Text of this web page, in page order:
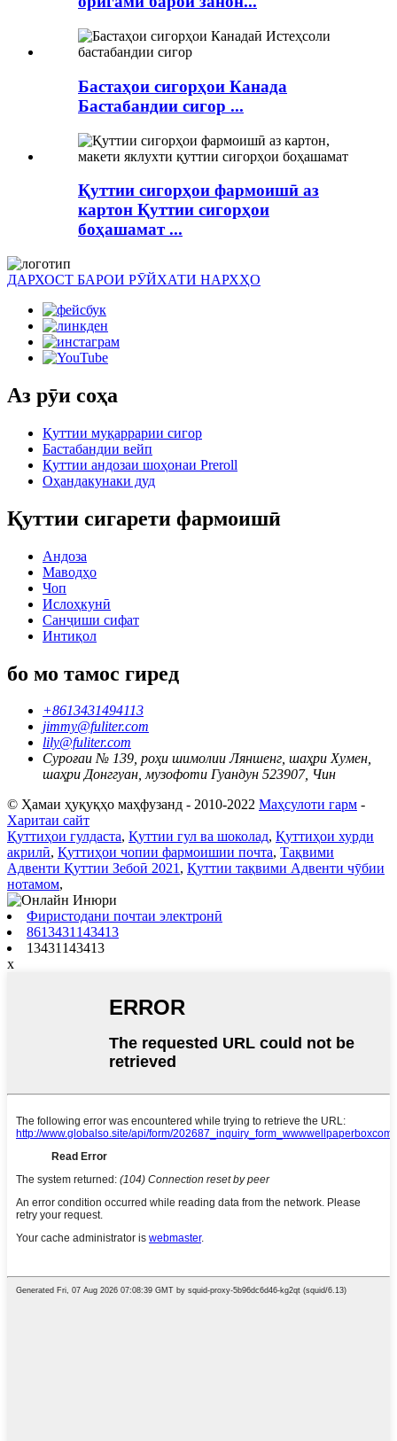
Бастаҳои сигорҳои Канада
Бастабандии сигор ...
Қуттии сигорҳои фармоишӣ аз
картон Қуттии сигорҳои
боҳашамат ...
ДАРХОСТ БАРОИ РӮЙХАТИ НАРХҲО
Аз рӯи соҳа
Қуттии муқаррарии сигор
Бастабандии вейп
Қуттии андозаи шоҳонаи Preroll
Оҳандакунаки дуд
Қуттии сигарети фармоишӣ
Андоза
Маводҳо
Чоп
Ислоҳкунӣ
Санҷиши сифат
Интиқол
бо мо тамос гиред
+8613431494113
jimmy@fuliter.com
lily@fuliter.com
Суроғаи № 139, роҳи шимолии Ляншенг, шаҳри Хумен,
шаҳри Донггуан, музофоти Гуандун 523907, Чин
© Ҳамаи ҳуқуқҳо маҳфузанд - 2010-2022 Маҳсулоти гарм -
Харитаи сайт
Қуттиҳои гулдаста, Қуттии гул ва шоколад, Қуттиҳои хурди
акрилӣ, Қуттиҳои чопии фармоишии почта, Тақвими
Адвенти Қуттии Зебоӣ 2021, Қуттии тақвими Адвенти чӯбии
нотамом,
Фиристодани почтаи электронӣ
8613431143413
13431143413
x